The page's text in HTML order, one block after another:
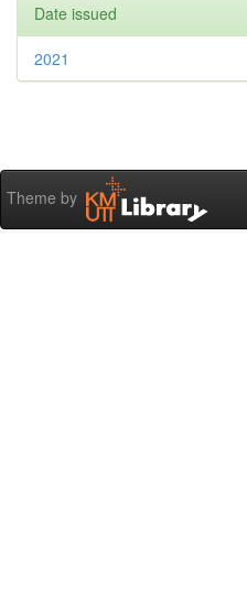
Date issued
2021
Theme by